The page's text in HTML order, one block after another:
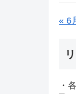
« 6
・